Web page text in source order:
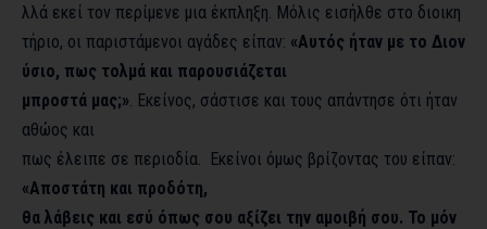
λλά εκεί τον περίμενε μια έκπληξη. Μόλις εισήλθε στο διοικη
τήριο, οι παριστάμενοι αγάδες είπαν: «Αυτός ήταν με το Διον
ύσιο, πως τολμά και παρουσιάζεται
μπροστά μας;» . Εκείνος, σάστισε και τους απάντησε ότι ήταν
αθώος και
πως έλειπε σε περιοδία. Εκείνοι όμως βρίζοντας του είπαν:
«Αποστάτη και προδότη,
θα λάβεις και εσύ όπως σου αξίζει την αμοιβή σου. Το μόν